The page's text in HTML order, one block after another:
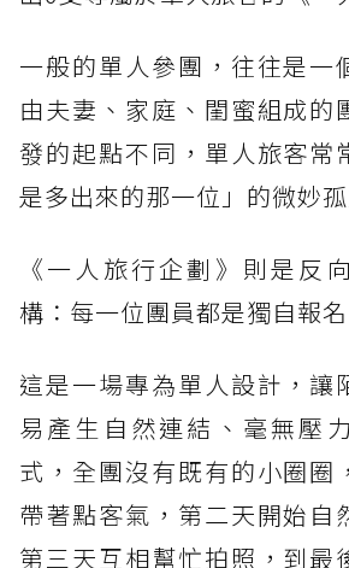
一般的單人參團，往往是一
由夫妻、家庭、閨蜜組成的
發的起點不同，單人旅客常
是多出來的那一位」的微妙孤
《一人旅行企劃》則是反
構：每一位團員都是獨自報名
這是一場專為單人設計，讓
易產生自然連結、毫無壓
式，全團沒有既有的小圈圈
帶著點客氣，第二天開始自
第三天互相幫忙拍照，到最